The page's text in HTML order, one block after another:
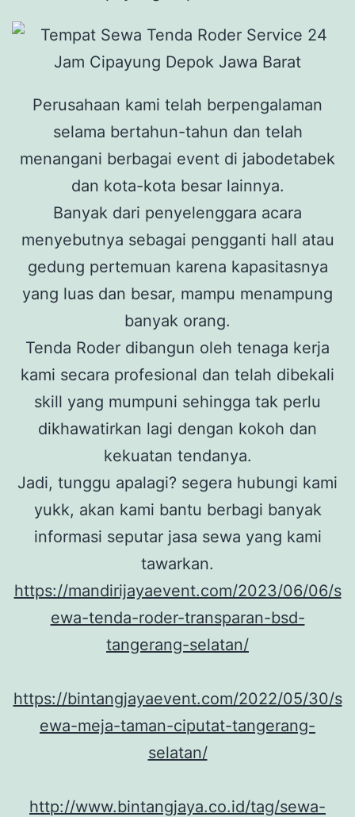
Perusahaan kami telah berpengalaman
selama bertahun-tahun dan telah
menangani berbagai event di jabodetabek
dan kota-kota besar lainnya.
Banyak dari penyelenggara acara
menyebutnya sebagai pengganti hall atau
gedung pertemuan karena kapasitasnya
yang luas dan besar, mampu menampung
banyak orang.
Tenda Roder dibangun oleh tenaga kerja
kami secara profesional dan telah dibekali
skill yang mumpuni sehingga tak perlu
dikhawatirkan lagi dengan kokoh dan
kekuatan tendanya.
Jadi, tunggu apalagi? segera hubungi kami
yukk, akan kami bantu berbagi banyak
informasi seputar jasa sewa yang kami
tawarkan.
https://mandirijayaevent.com/2023/06/06/s
ewa-tenda-roder-transparan-bsd-
tangerang-selatan/
https://bintangjayaevent.com/2022/05/30/s
ewa-meja-taman-ciputat-tangerang-
selatan/
http://www.bintangjaya.co.id/tag/sewa-